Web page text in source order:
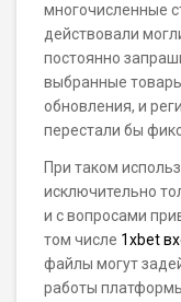
многочисленные
действовали
постоянно
выбранные
обновления, и
перестали бы
При таком
исключительно
и с вопросами
том числе 1xbet
файлы могут
работы